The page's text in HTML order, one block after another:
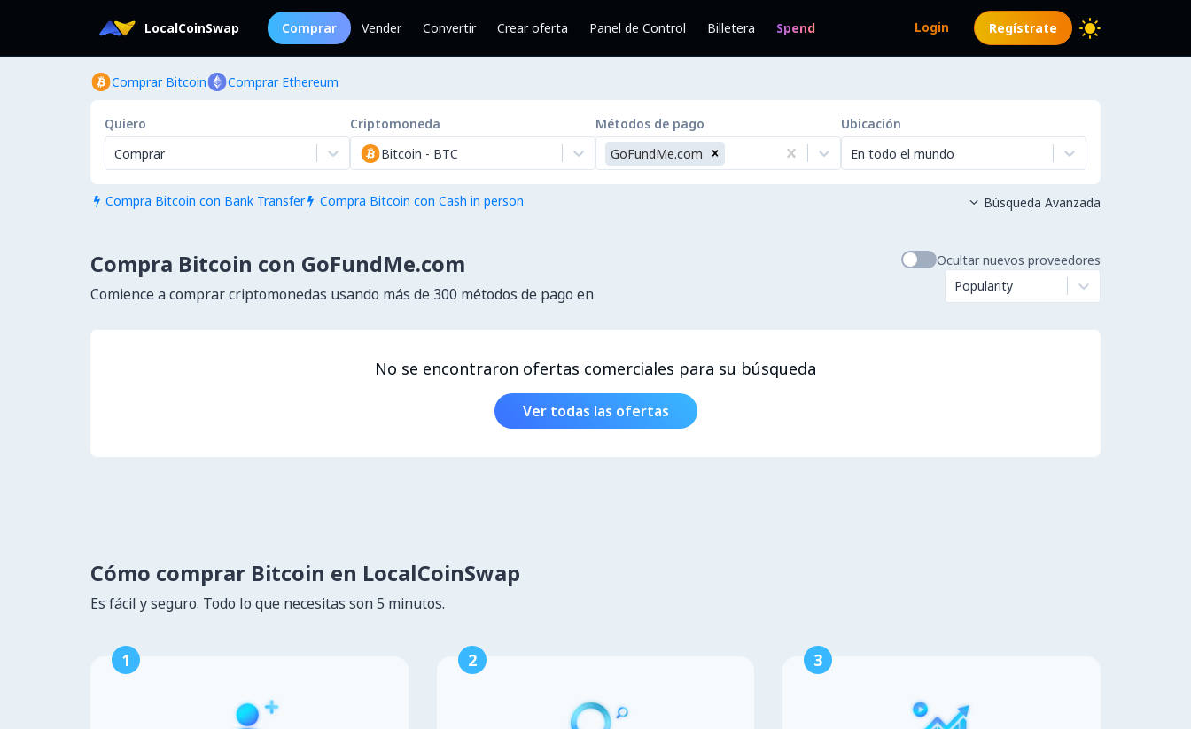
LocalCoinSwap Comprar Vender Convertir Crear oferta Panel de Control Billetera Spend Login Regístrate
Comprar Bitcoin Comprar Ethereum
Quiero
Comprar
Criptomoneda
Bitcoin - BTC
Métodos de pago
GoFundMe.com
Ubicación
En todo el mundo
 Compra Bitcoin con Bank Transfer  Compra Bitcoin con Cash in person  Búsqueda Avanzada
Compra Bitcoin con GoFundMe.com
Comience a comprar criptomonedas usando más de 300 métodos de pago en
Ocultar nuevos proveedores
Popularity
No se encontraron ofertas comerciales para su búsqueda
Ver todas las ofertas
Cómo comprar Bitcoin en LocalCoinSwap
Es fácil y seguro. Todo lo que necesitas son 5 minutos.
1 2 3